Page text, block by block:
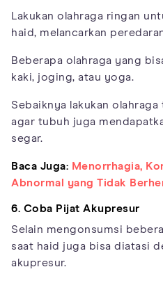
Lakukan olahraga ringan
haid, melancarkan
Beberapa olahraga yang
kaki, joging, atau yoga.
Sebaiknya lakukan
agar tubuh juga
segar.
Baca Juga: Menorrhagia,
Abnormal yang Tidak
6. Coba Pijat Akupresur
Selain mengonsumsi
saat haid juga bisa diatasi
akupresur.